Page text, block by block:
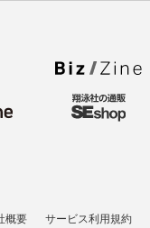
概要 サービス利用規約